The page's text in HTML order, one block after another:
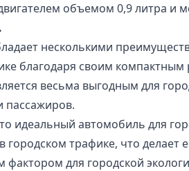
объемом 0,9 литра и
несколькими
благодаря своим
весьма выгодным для
пассажиров.
идеальный автомобиль для
городском трафике, что
фактором для городской